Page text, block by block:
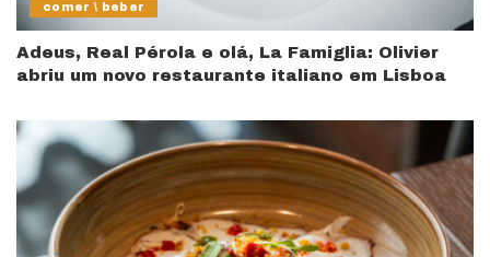
comer \ beber
Adeus, Real Pérola e olá, La Famiglia: Olivier
abriu um novo restaurante italiano em Lisboa